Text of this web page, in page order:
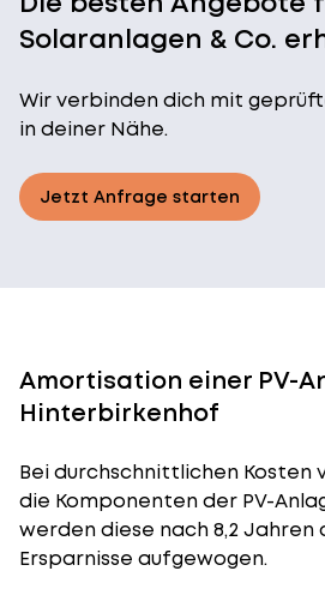
Solaranlagen & Co.
Wir verbinden dich mit
in deiner Nähe.
Jetzt Anfrage starten
Amortisation einer PV-
Hinterbirkenhof
Bei durchschnittlichen Kosten
die Komponenten der PV-
werden diese nach 8,2 Jahren
Ersparnisse aufgewogen.